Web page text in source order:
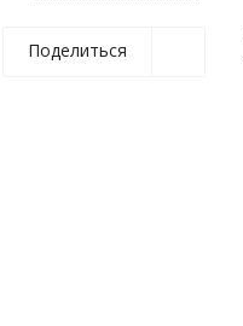
Поделиться